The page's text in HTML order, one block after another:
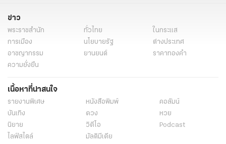
ข่าว
พระราชสำนัก ทั่วไทย
ในกระแส
การเมือง
นโยบายรัฐ
ต่างประเทศ
อาชญากรรม
ยานยนต์
ราคาทองคำ
ความยั่งยืน
เนื้อหาที่น่าสนใจ
รายงานพิเศษ หนังสือพิมพ์
คอลัมน์
บันเทิง
ดวง
หวย
นิยาย
วิดีโอ
Podcast
ไลฟ์สไตล์
มัลติมีเดีย